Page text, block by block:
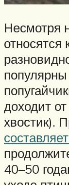
Несмотря
относятся
доходит
хвостик).
40–50